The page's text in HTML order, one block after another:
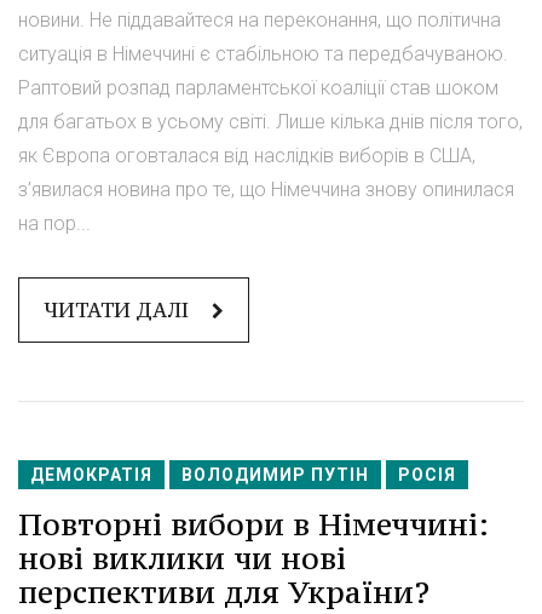
новини. Не піддавайтеся на переконання, що політична
ситуація в Німеччині є стабільною та передбачуваною.
Раптовий розпад парламентської коаліції став шоком
для багатьох в усьому світі. Лише кілька днів після того,
як Європа оговталася від наслідків виборів в США,
з’явилася новина про те, що Німеччина знову опинилася
на пор...
ЧИТАТИ ДАЛІ
ДЕМОКРАТІЯ ВОЛОДИМИР ПУТІН РОСІЯ
Повторні вибори в Німеччині:
нові виклики чи нові
перспективи для України?